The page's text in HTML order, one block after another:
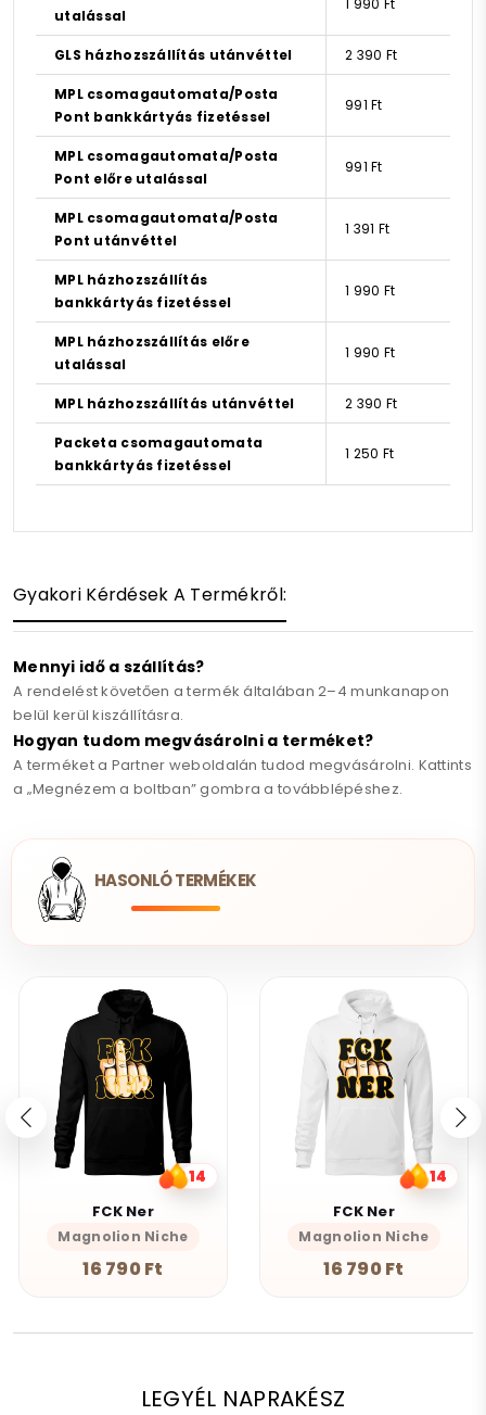
utalással
1 990 Ft
GLS házhozszállítás utánvéttel 2 390 Ft
MPL csomagautomata/Posta
Pont bankkártyás fizetéssel
991 Ft
MPL csomagautomata/Posta
Pont előre utalással
991 Ft
MPL csomagautomata/Posta
Pont utánvéttel
1 391 Ft
MPL házhozszállítás
bankkártyás fizetéssel
1 990 Ft
MPL házhozszállítás előre
utalással
1 990 Ft
MPL házhozszállítás utánvéttel 2 390 Ft
Packeta csomagautomata
bankkártyás fizetéssel
1 250 Ft
Gyakori Kérdések A Termékről:
Mennyi idő a szállítás?
A rendelést követően a termék általában 2–4 munkanapon
belül kerül kiszállításra.
Hogyan tudom megvásárolni a terméket?
A terméket a Partner weboldalán tudod megvásárolni. Kattints
a „Megnézem a boltban” gombra a továbblépéshez.
HASONLÓ TERMÉKEK
14
FCK Ner
Magnolion Niche
16 790 Ft
14
FCK Ner
Magnolion Niche
16 790 Ft
LEGYÉL NAPRAKÉSZ